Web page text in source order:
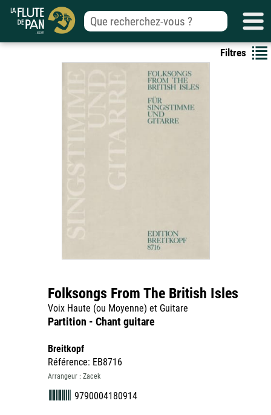
Filtres
Folksongs From The British Isles
Voix Haute (ou Moyenne) et Guitare
Partition - Chant guitare
Breitkopf
Référence: EB8716
Arrangeur : Zacek
9790004180914